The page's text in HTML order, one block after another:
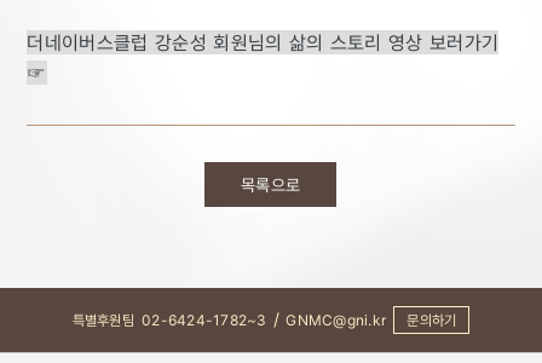
더네이버스클럽 강순성 회원님의 삶의 스토리 영상 보러가기
☞
목록으로
특별후원팀 02-6424-1782~3 / GNMC@gni.kr 문의하기